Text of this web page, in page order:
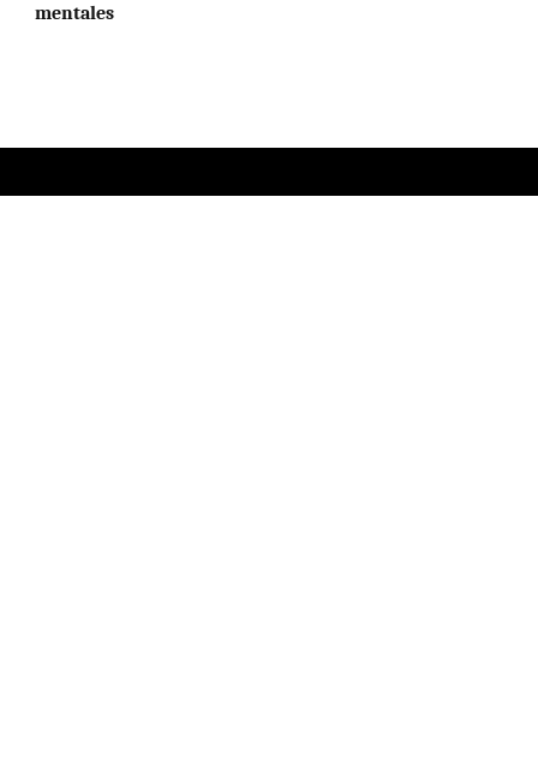
mentales